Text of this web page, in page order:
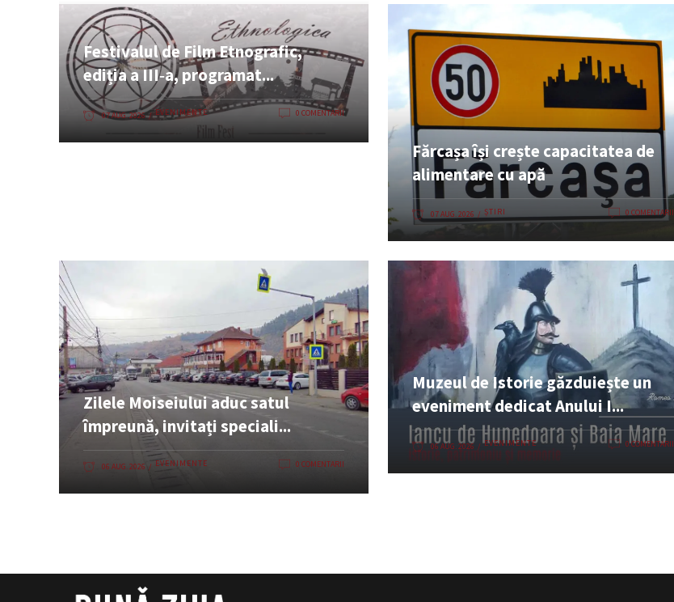
Festivalul de Film Etnografic,
ediția a III‑a, programat...
07 AUG. 2026 EVENIMENTE 0 COMENTARII
Fărcașa își crește capacitatea de
alimentare cu apă
07 AUG. 2026 ȘTIRI 0 COMENTARII
Zilele Moiseiului aduc satul
împreună, invitați speciali...
06 AUG. 2026 EVENIMENTE 0 COMENTARII
Muzeul de Istorie găzduiește un
eveniment dedicat Anului I...
06 AUG. 2026 EVENIMENTE 0 COMENTARII